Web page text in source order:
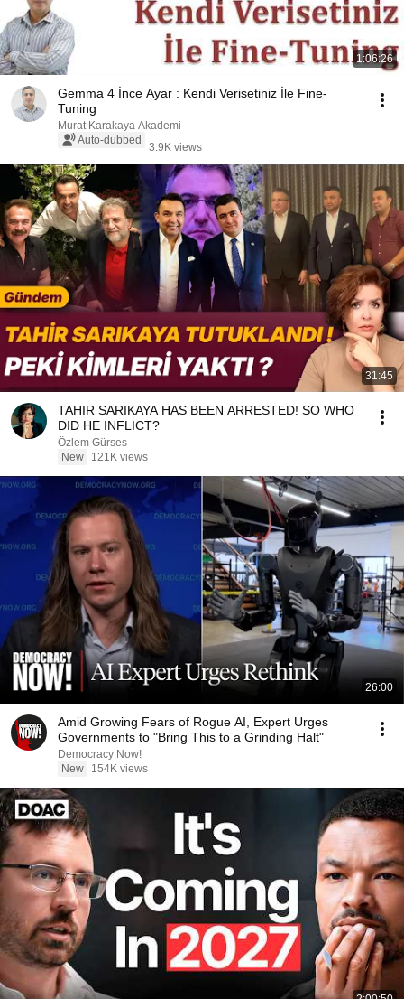
1:06:26
Gemma 4 İnce Ayar : Kendi Verisetiniz İle Fine-
Tuning
Murat Karakaya Akademi
Auto-dubbed
3.9K views
31:45
TAHIR SARIKAYA HAS BEEN ARRESTED! SO WHO
DID HE INFLICT?
Özlem Gürses
New
121K views
26:00
Amid Growing Fears of Rogue AI, Expert Urges
Governments to "Bring This to a Grinding Halt"
Democracy Now!
New
154K views